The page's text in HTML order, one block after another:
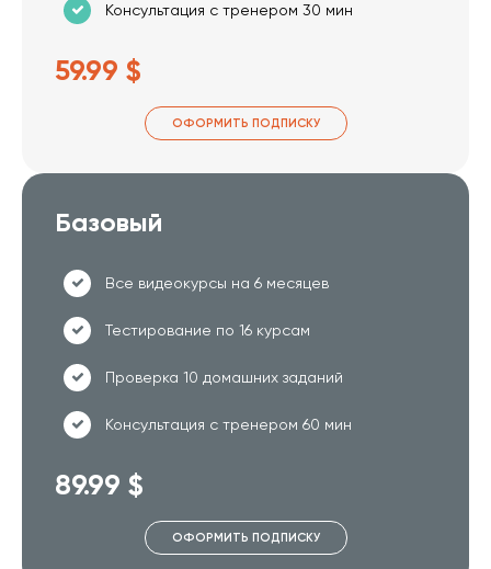
Консультация с тренером 30 мин
59.99 $
ОФОРМИТЬ ПОДПИСКУ
Базовый
Все видеокурсы на 6 месяцев
Тестирование по 16 курсам
Проверка 10 домашних заданий
Консультация с тренером 60 мин
89.99 $
ОФОРМИТЬ ПОДПИСКУ